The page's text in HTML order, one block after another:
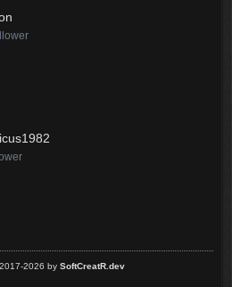
2026 by SoftCreatR.dev